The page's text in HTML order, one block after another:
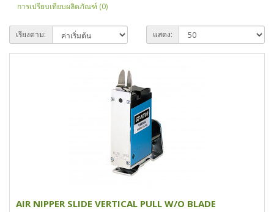
การเปรียบเทียบผลิตภัณฑ์ (0)
เรียงตาม: แสดง:
AIR NIPPER SLIDE VERTICAL PULL W/O BLADE